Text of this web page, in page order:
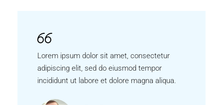
Lorem ipsum dolor sit amet, consectetur
adipiscing elit, sed do eiusmod tempor
incididunt ut labore et dolore magna aliqua.